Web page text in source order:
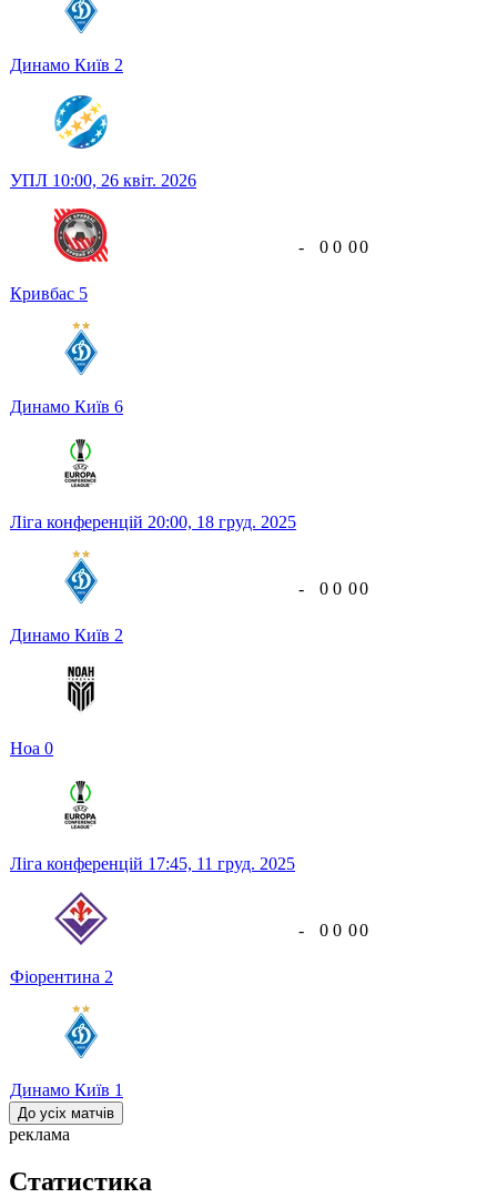
Динамо Київ 2
УПЛ 10:00, 26 квіт. 2026
Кривбас 5
Динамо Київ 6
- 0 0 00
Ліга конференцій 20:00, 18 груд. 2025
Динамо Київ 2
Ноа 0
- 0 0 00
Ліга конференцій 17:45, 11 груд. 2025
Фіорентина 2
Динамо Київ 1
- 0 0 00
До усіх матчів
реклама
Статистика